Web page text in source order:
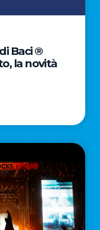
Baci ®
la novità